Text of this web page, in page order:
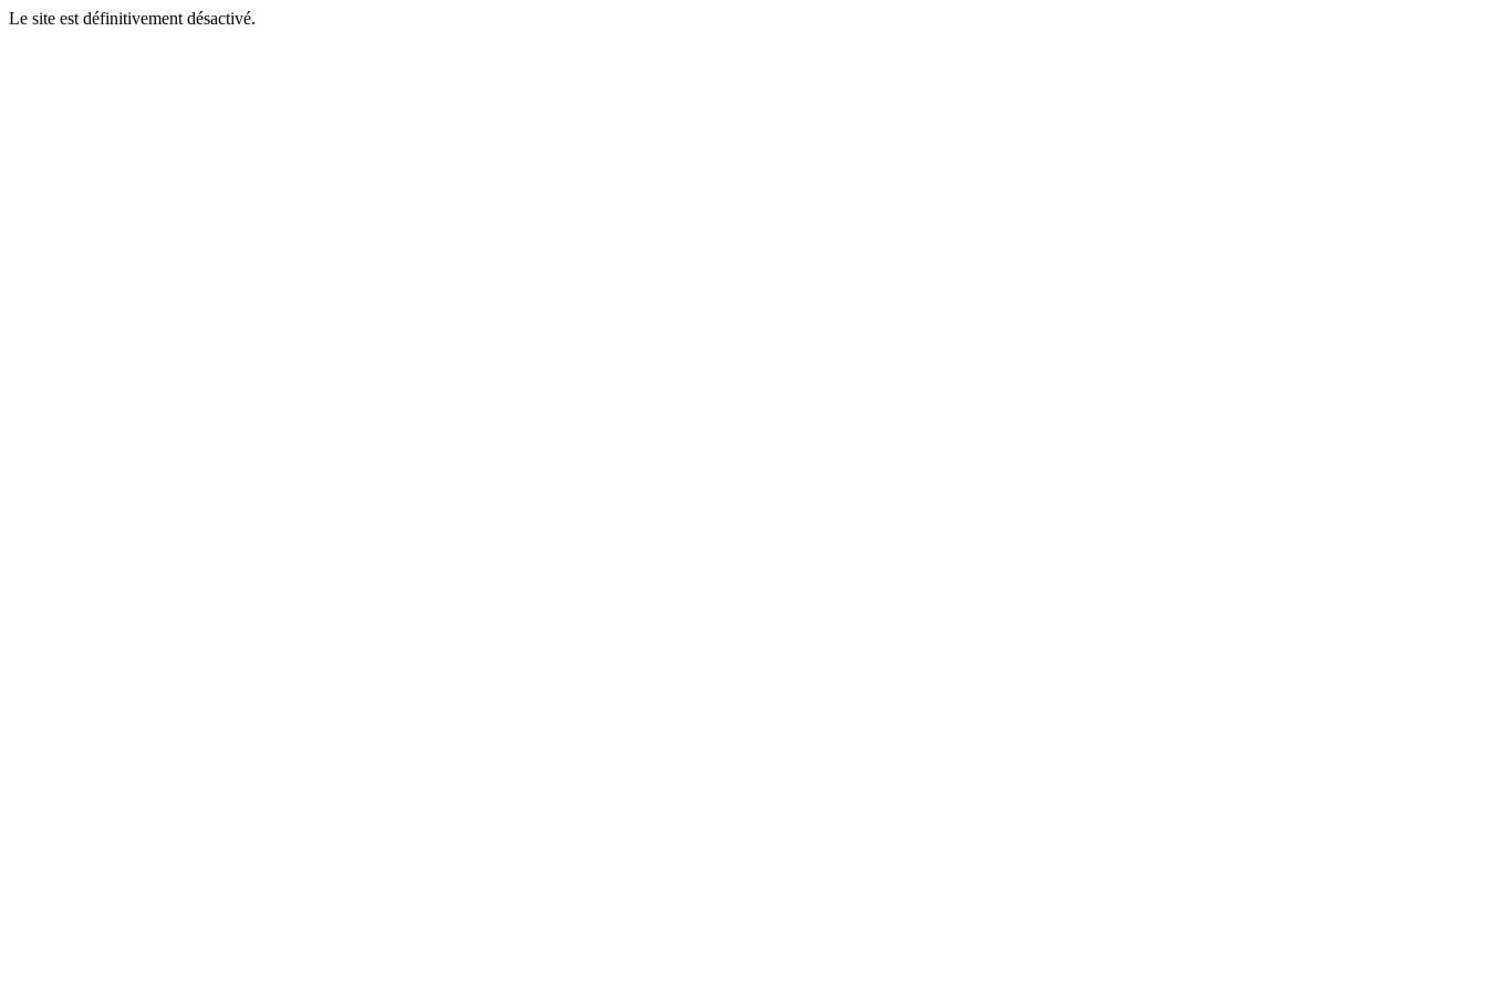
Le site est définitivement désactivé.